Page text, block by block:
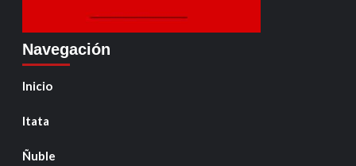
Navegación
Inicio
Itata
Ñuble